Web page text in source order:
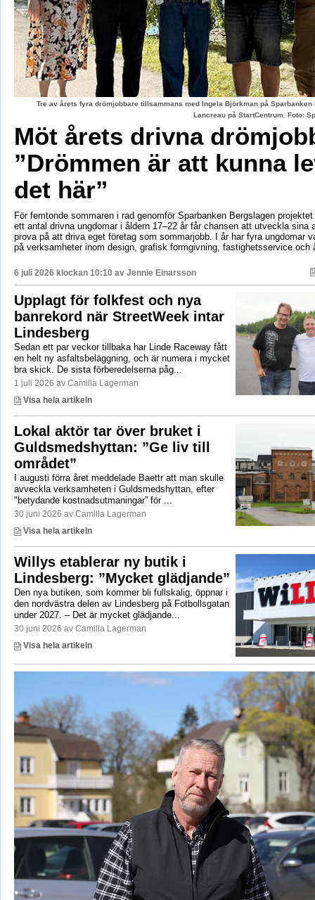
Tre av årets fyra drömjobbare tillsammans med Ingela Björkman på
Lancreau på StartCentrum. Foto:
Möt årets drivna
”Drömmen är att kunna
det här”
För femtonde sommaren i rad genomför Sparbanken Bergslagen
ett antal drivna ungdomar i åldern 17–22 år får chansen att utveckla sina
prova på att driva eget företag som sommarjobb. I år har fyra ungdomar
på verksamheter inom design, grafisk formgivning, fastighetsservice och
6 juli 2026 klockan 10:10 av Jennie Einarsson
Upplagt för folkfest och nya
banrekord när StreetWeek intar
Lindesberg
Sedan ett par veckor tillbaka har Linde Raceway fått
en helt ny asfaltsbeläggning, och är numera i mycket
bra skick. De sista förberedelserna påg...
1 juli 2026 av Camilla Lagerman
Visa hela artikeln
Lokal aktör tar över bruket i
Guldsmedshyttan: ”Ge liv till
området”
I augusti förra året meddelade Baettr att man skulle
avveckla verksamheten i Guldsmedshyttan, efter
"betydande kostnadsutmaningar” för ...
30 juni 2026 av Camilla Lagerman
Visa hela artikeln
Willys etablerar ny butik i
Lindesberg: ”Mycket glädjande”
Den nya butiken, som kommer bli fullskalig, öppnar i
den nordvästra delen av Lindesberg på Fotbollsgatan
under 2027. – Det är mycket glädjande...
30 juni 2026 av Camilla Lagerman
Visa hela artikeln